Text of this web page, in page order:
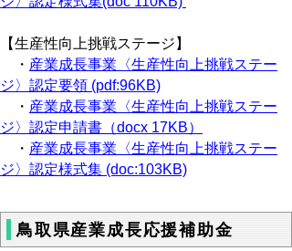
【生産性向上挑戦ステージ】
・ 産業成長事業〈生産性向上挑戦ステー
ジ〉認定要領 (pdf:96KB)
・ 産業成長事業〈生産性向上挑戦ステー
ジ〉認定申請書（docx 17KB）
・ 産業成長事業〈生産性向上挑戦ステー
ジ〉認定様式集 (doc:103KB)
鳥取県産業成長応援補助金